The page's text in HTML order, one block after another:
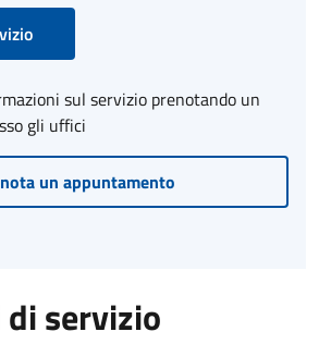
sul servizio prenotando un
gli uffici
un appuntamento
servizio